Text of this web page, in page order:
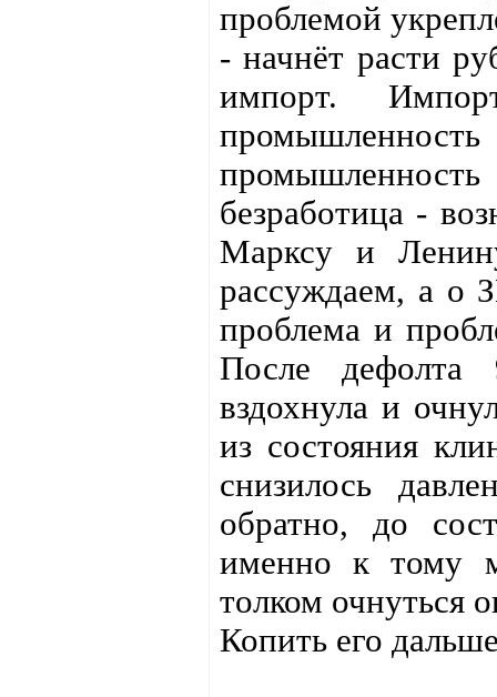
проблемой
- начнёт расти
импорт.
безработица -
Марксу и
рассуждаем, а о
проблема и
После дефолта
вздохнула и
из состояния
снизилось
обратно, до
именно к тому
толком очнуться
Копить его